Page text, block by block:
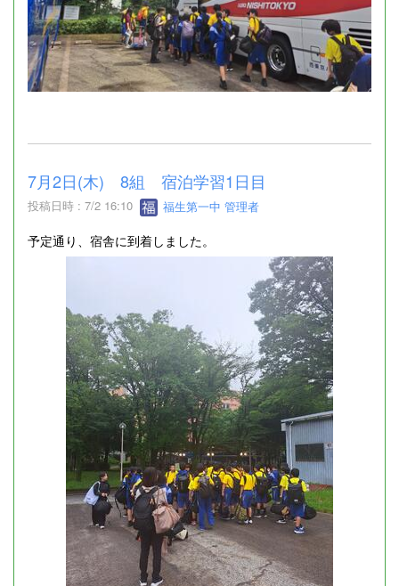
7月2日(木) 8組 宿泊学習1日目
投稿日時 : 7/2 16:10 福生第一中 管理者
予定通り、宿舎に到着しました。